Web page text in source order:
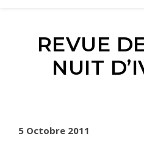
REVUE
NUIT
5 Octobre 2011